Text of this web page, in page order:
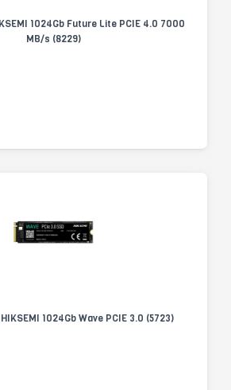
1024Gb Future Lite PCIE 4.0 7000
MB/s (8229)
1024Gb Wave PCIE 3.0 (5723)